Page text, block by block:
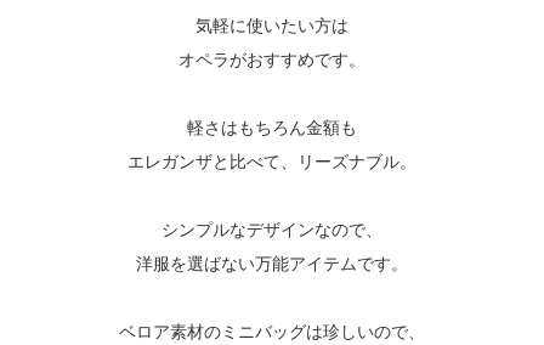
気軽に使いたい方は
オペラがおすすめです。
軽さはもちろん金額も
エレガンザと比べて、リーズナブル。
シンプルなデザインなので、
洋服を選ばない万能アイテムです。
ベロア素材のミニバッグは珍しいので、